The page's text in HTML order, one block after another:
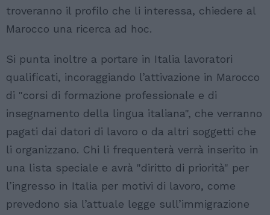
troveranno il profilo che li interessa, chiedere al
Marocco una ricerca ad hoc.
Si punta inoltre a portare in Italia lavoratori
qualificati, incoraggiando l’attivazione in Marocco
di "corsi di formazione professionale e di
insegnamento della lingua italiana", che verranno
pagati dai datori di lavoro o da altri soggetti che
li organizzano. Chi li frequenterà verrà inserito in
una lista speciale e avrà "diritto di priorità" per
l’ingresso in Italia per motivi di lavoro, come
prevedono sia l’attuale legge sull’immigrazione